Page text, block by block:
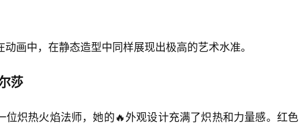
画中，在静态造型中同样展现出极高的艺术水准。
莎
位炽热火焰法师，她的🔥外观设计充满了炽热和力量感。红色